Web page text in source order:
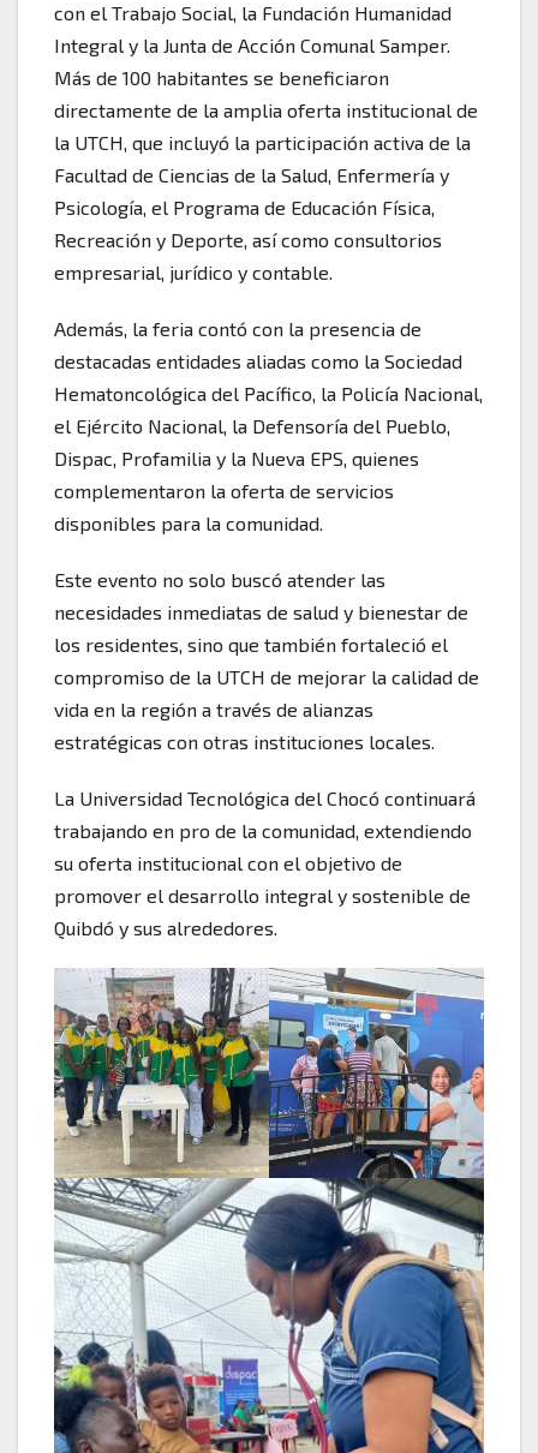
con el Trabajo Social, la Fundación Humanidad
Integral y la Junta de Acción Comunal Samper.
Más de 100 habitantes se beneficiaron
directamente de la amplia oferta institucional de
la UTCH, que incluyó la participación activa de la
Facultad de Ciencias de la Salud, Enfermería y
Psicología, el Programa de Educación Física,
Recreación y Deporte, así como consultorios
empresarial, jurídico y contable.
Además, la feria contó con la presencia de
destacadas entidades aliadas como la Sociedad
Hematoncológica del Pacífico, la Policía Nacional,
el Ejército Nacional, la Defensoría del Pueblo,
Dispac, Profamilia y la Nueva EPS, quienes
complementaron la oferta de servicios
disponibles para la comunidad.
Este evento no solo buscó atender las
necesidades inmediatas de salud y bienestar de
los residentes, sino que también fortaleció el
compromiso de la UTCH de mejorar la calidad de
vida en la región a través de alianzas
estratégicas con otras instituciones locales.
La Universidad Tecnológica del Chocó continuará
trabajando en pro de la comunidad, extendiendo
su oferta institucional con el objetivo de
promover el desarrollo integral y sostenible de
Quibdó y sus alrededores.